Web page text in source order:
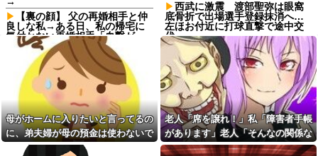
【裏の顔】 父の再婚相手と仲
良しな私→ある日、私の帰宅に
気付かない再婚相手「血繋がっ
てないのに大学費用出さなきゃ
いけないの腹立つわ…姑だった
ら先に亡くなるのに笑」私
「…」
友達は料理を一口二口食べて
は他の料理に行く。「料理の味
にすぐ飽きて同じ物をずっと食
べていると辛い」らしい
義母が「髪の毛ばかり落ちて
いる」と言うのでベリーショー
西武に激震 渡部聖弥は眼窩
底骨折で出場選手登録抹消へ…
左ほお付近に打球直撃で途中交
代
週1エステ＆週3パーソナルジ
ム通いの美意識過剰な先輩「こ
れって普通だよね？」→私「真
似できません…」の不毛なやり
取りに疲れ果てた・・・
【旦那の反応がコレ】夫の女
友達との闇交際が発覚？！その
恐ろしい内容が…ｗｗｗｗ
嫁から連れ子の息子への愛が
足りないから離婚を考えてると
母がホームに入りたいと言ってるの
に、弟夫婦が母の預金は使わないで
と言ってきた。我が弟ながら情けな
老人「席を譲れ！」私「障害者手帳
があります」老人「そんなの関係な
い！」→暴言を浴びせられた直後、